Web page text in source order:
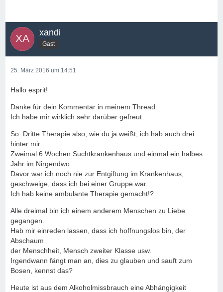
xandi
Gast
25. März 2016 um 14:51
Hallo esprit!
Danke für dein Kommentar in meinem Thread.
Ich habe mir wirklich sehr darüber gefreut.
So. Dritte Therapie also, wie du ja weißt, ich hab auch drei
hinter mir.
Zweimal 6 Wochen Suchtkrankenhaus und einmal ein halbes
Jahr im Nirgendwo.
Davor war ich noch nie zur Entgiftung im Krankenhaus,
geschweige, dass ich bei einer Gruppe war.
Ich hab keine ambulante Therapie gemacht!?
Alle dreimal bin ich einem anderem Menschen zu Liebe
gegangen.
Hab mir einreden lassen, dass ich hoffnungslos bin, der
Abschaum
der Menschheit, Mensch zweiter Klasse usw.
Irgendwann fängt man an, dies zu glauben und sauft zum
Bosen, kennst das?
Heute ist aus dem Alkoholmissbrauch eine Abhängigkeit